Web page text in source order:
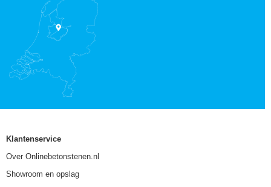
Klantenservice
Over Onlinebetonstenen.nl
Showroom en opslag